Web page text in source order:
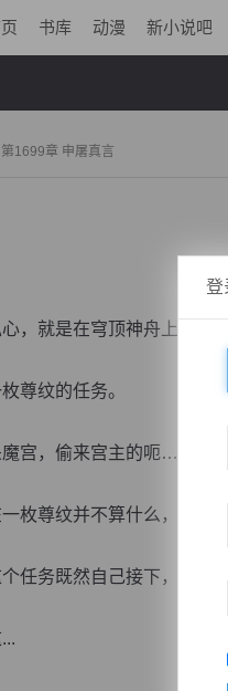
书库 动漫 新小说吧
第1699章 申屠真言
就是在穹顶神舟上所接受
纹的任务。
宫，偷来宫主的呃……肚
尊纹并不算什么，楚云未
务既然自己接下，那就要
登